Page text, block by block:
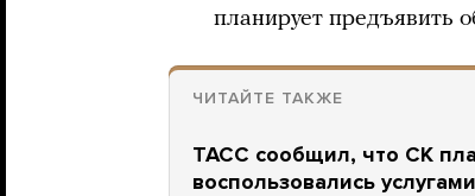
планирует предъявить
ЧИТАЙТЕ ТАКЖЕ
ТАСС сообщил, что СК
воспользовались